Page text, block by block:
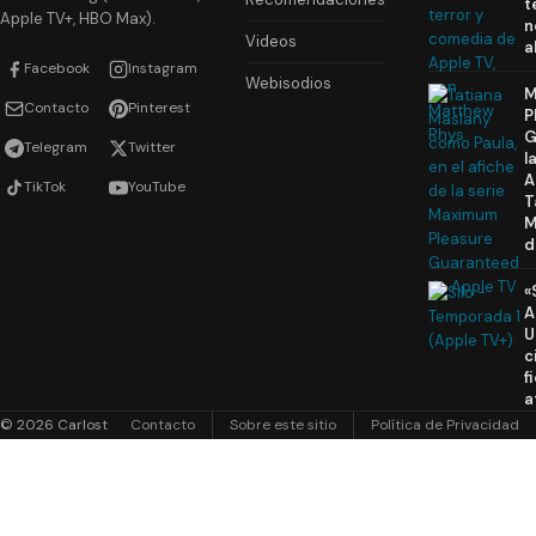
Apple TV+, HBO Max).
Facebook Instagram
Contacto Pinterest
Telegram Twitter
TikTok YouTube
Videos
Webisodios
© 2026 Carlost Contacto Sobre este sitio Política de Privacidad